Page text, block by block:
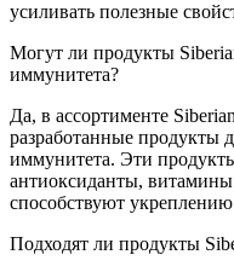
усиливать полезные
Могут ли продукты
иммунитета?
Да, в ассортименте
разработанные продукты
иммунитета. Эти
антиоксиданты,
способствуют
Подходят ли продукты